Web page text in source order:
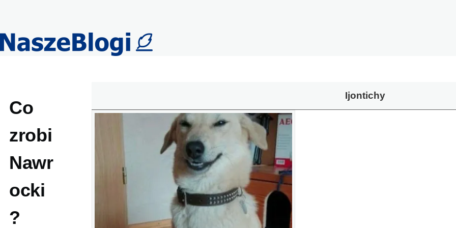
Co
zrobi
Nawr
ocki
?
Ijontichy